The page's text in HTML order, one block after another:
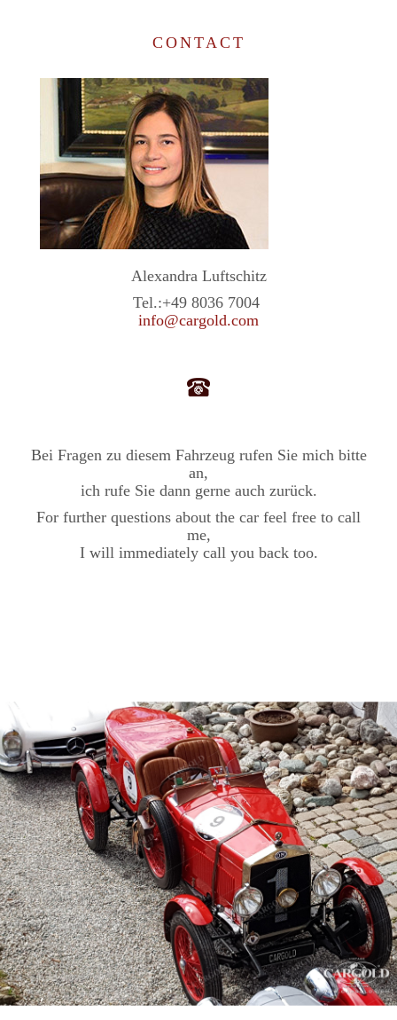
CONTACT
Alexandra Luftschitz
Tel.:+49 8036 7004
info@cargold.com
Bei Fragen zu diesem Fahrzeug rufen Sie mich bitte
an,
ich rufe Sie dann gerne auch zurück.
For further questions about the car feel free to call
me,
I will immediately call you back too.